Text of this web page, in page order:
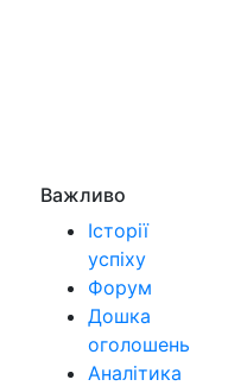
Важливо
Історії
успіху
Форум
Дошка
оголошень
Аналітика